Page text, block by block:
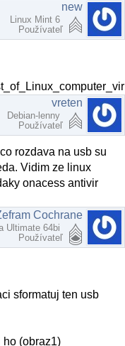
new
Linux Mint 6
Používateľ
vreten
Debian-lenny
Používateľ
rozdava na usb su
Vidim ze linux
onacess antivir
Cochrane
Ultimate 64bi
Používateľ
sformatuj ten usb
ho (obraz1)